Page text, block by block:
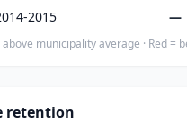
2015 —
municipality average · Red =
retention